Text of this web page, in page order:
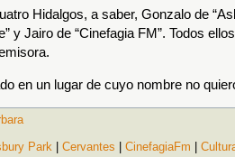
Hidalgos, a saber, Gonzalo de
y Jairo de “Cinefagia FM”. Todos
en un lugar de cuyo nombre no
Park Cervantes CinefagiaFm